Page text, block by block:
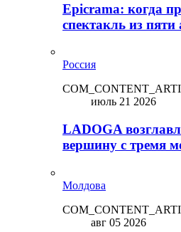
Epicrama: когда
спектакль из пяти
Россия
июль 21 2026
LADOGA
вершину с тремя
Молдова
авг 05 2026